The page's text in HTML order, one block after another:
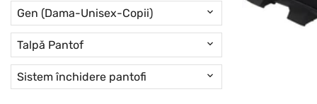
Gen (Dama-Unisex-Copii)
Talpă Pantof
Sistem închidere pantofi